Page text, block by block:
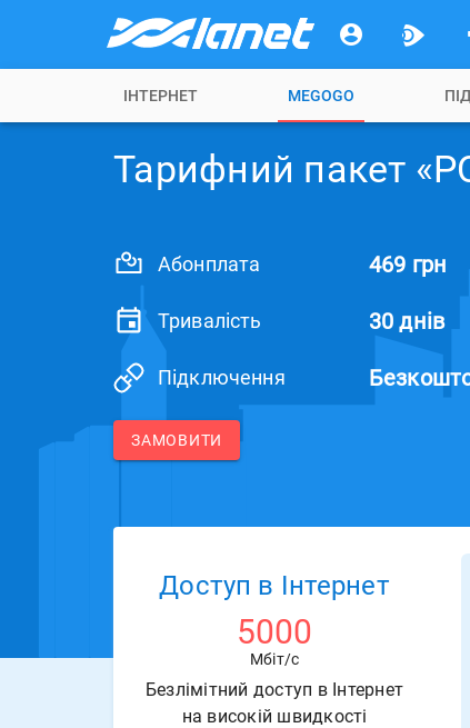
ІНТЕРНЕТ MEGOGO
Тарифний пакет
Абонплата 469 грн
Тривалість 30 днів
Підключення
ЗАМОВИТИ
Доступ в Інтернет
5000
Мбіт/с
Безлімітний доступ в Інтернет
на високій швидкості